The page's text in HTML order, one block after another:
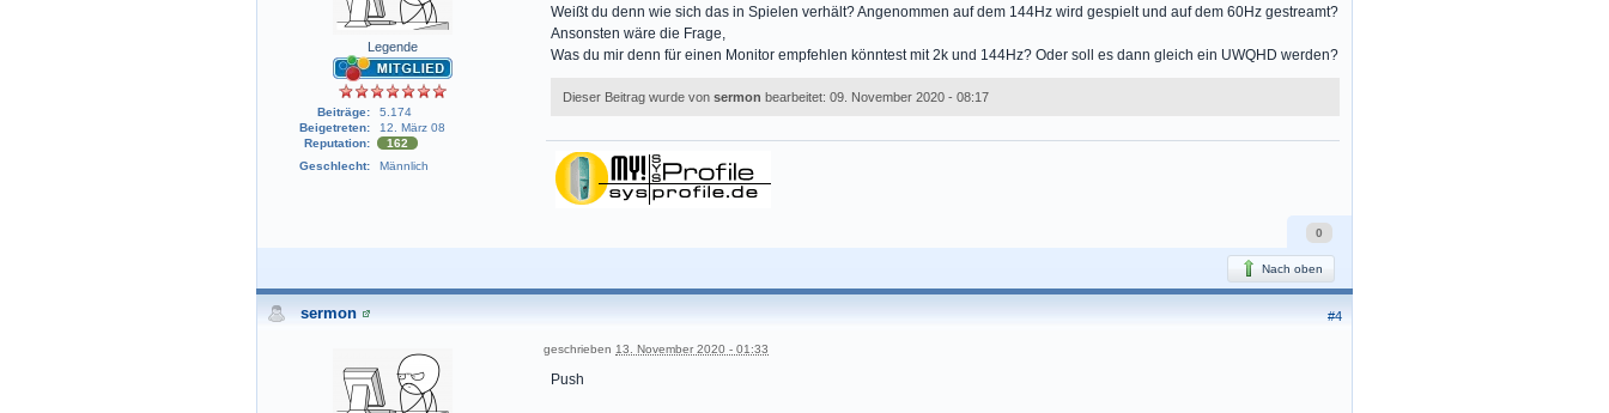
Legende
Beiträge:
5.174
Beigetreten:
12. März 08
Reputation:
162
Geschlecht:
Männlich
Weißt du denn wie sich das in Spielen verhält? Angenommen auf dem 144Hz wird gespielt und auf dem 60Hz gestreamt?
Ansonsten wäre die Frage,
Was du mir denn für einen Monitor empfehlen könntest mit 2k und 144Hz? Oder soll es dann gleich ein UWQHD werden?
Dieser Beitrag wurde von sermon bearbeitet: 09. November 2020 - 08:17
0
Nach oben
#4
sermon
geschrieben 13. November 2020 - 01:33
Push